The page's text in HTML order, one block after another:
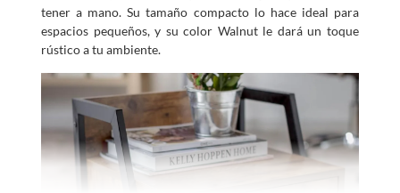
tener a mano. Su tamaño compacto lo hace ideal para
espacios pequeños, y su color Walnut le dará un toque
rústico a tu ambiente.